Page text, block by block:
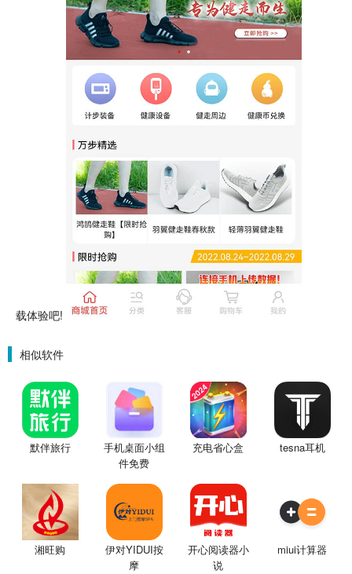
载体验吧!
相似软件
默伴旅行
手机桌面小组
件免费
充电省心盒 tesna耳机
湘旺购
伊对YIDUI按
摩
开心阅读器小
说
miui计算器